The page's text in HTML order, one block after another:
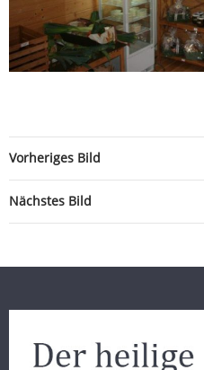
Vorheriges Bild
Nächstes Bild